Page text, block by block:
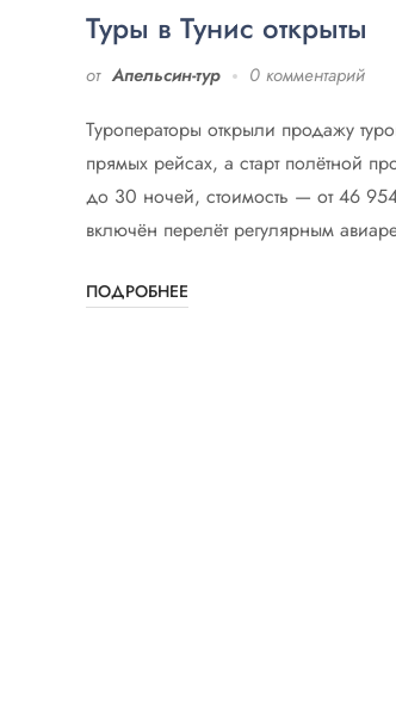
Туры в Тунис открыты
от Апельсин-тур 0 комментарий
Туроператоры открыли продажу
прямых рейсах, а старт полётной
до 30 ночей, стоимость — от 46
включён перелёт регулярным
ПОДРОБНЕЕ